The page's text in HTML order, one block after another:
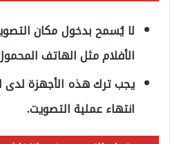
لا يُسمح بدخول مكان
الأفلام مثل الهاتف
يجب ترك هذه الأجهزة لدى
انتهاء عملية التصويت.